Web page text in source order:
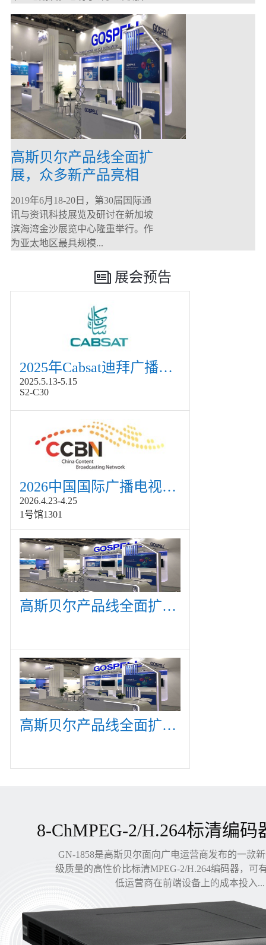
高斯贝尔产品线全面扩
展，众多新产品亮相
CommunicAsia 2019
2019年6月18-20日，第30届国际通
讯与资讯科技展览及研讨在新加坡
滨海湾金沙展览中心隆重举行。作
为亚太地区最具规模...
展会预告
2025年Cabsat迪拜广播电视展
2025.5.13-5.15
S2-C30
2026中国国际广播电视信息网络展览会展
2026.4.23-4.25
1号馆1301
高斯贝尔产品线全面扩展，众多新产品亮相CommunicAsia 2019
高斯贝尔产品线全面扩展，众多新产品亮相CommunicAsia 2019
8-ChMPEG-2/H.264标清编码
GN-1858是高斯贝尔面向广电运营商发布的一款
级质量的高性价比标清MPEG-2/H.264编码器，可
低运营商在前端设备上的成本投入...